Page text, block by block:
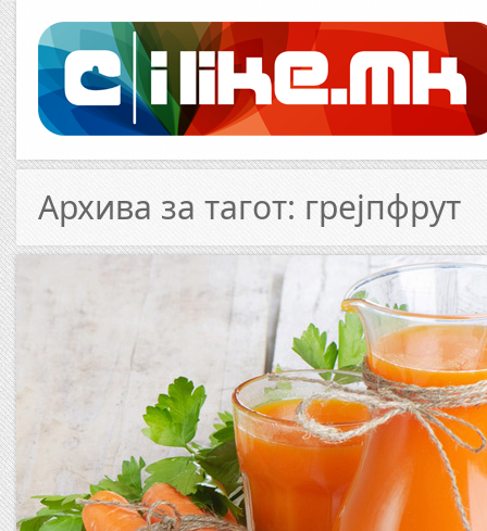
Архива за тагот: грејпфрут